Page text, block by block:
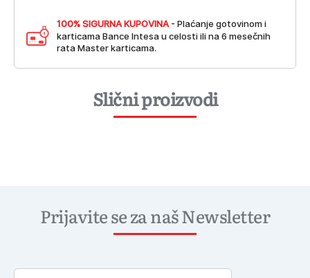
100% SIGURNA KUPOVINA - Plaćanje gotovinom i
karticama Bance Intesa u celosti ili na 6 mesečnih
rata Master karticama.
Slični proizvodi
Prijavite se za naš Newsletter